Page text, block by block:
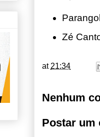
Zé
at 21:34
Nenhum
Postar um